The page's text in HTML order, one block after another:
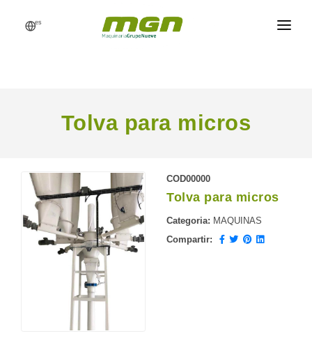
es
REFERENCIAS
NOTICIAS
PRESUPUESTO
Tolva para micros
COD00000
Tolva para micros
Categoria: MAQUINAS
Compartir: